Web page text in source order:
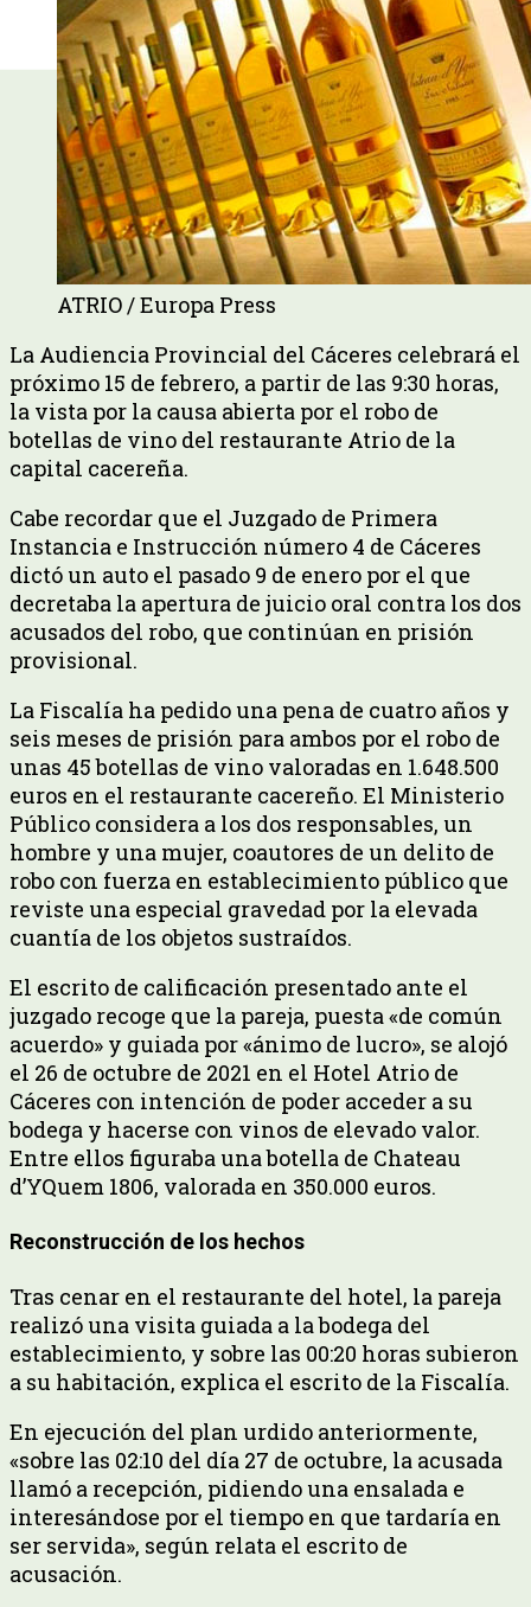
ATRIO / Europa Press
La Audiencia Provincial del Cáceres celebrará el
próximo 15 de febrero, a partir de las 9:30 horas,
la vista por la causa abierta por el robo de
botellas de vino del restaurante Atrio de la
capital cacereña.
Cabe recordar que el Juzgado de Primera
Instancia e Instrucción número 4 de Cáceres
dictó un auto el pasado 9 de enero por el que
decretaba la apertura de juicio oral contra los dos
acusados del robo, que continúan en prisión
provisional.
La Fiscalía ha pedido una pena de cuatro años y
seis meses de prisión para ambos por el robo de
unas 45 botellas de vino valoradas en 1.648.500
euros en el restaurante cacereño. El Ministerio
Público considera a los dos responsables, un
hombre y una mujer, coautores de un delito de
robo con fuerza en establecimiento público que
reviste una especial gravedad por la elevada
cuantía de los objetos sustraídos.
El escrito de calificación presentado ante el
juzgado recoge que la pareja, puesta «de común
acuerdo» y guiada por «ánimo de lucro», se alojó
el 26 de octubre de 2021 en el Hotel Atrio de
Cáceres con intención de poder acceder a su
bodega y hacerse con vinos de elevado valor.
Entre ellos figuraba una botella de Chateau
d’YQuem 1806, valorada en 350.000 euros.
Reconstrucción de los hechos
Tras cenar en el restaurante del hotel, la pareja
realizó una visita guiada a la bodega del
establecimiento, y sobre las 00:20 horas subieron
a su habitación, explica el escrito de la Fiscalía.
En ejecución del plan urdido anteriormente,
«sobre las 02:10 del día 27 de octubre, la acusada
llamó a recepción, pidiendo una ensalada e
interesándose por el tiempo en que tardaría en
ser servida», según relata el escrito de
acusación.